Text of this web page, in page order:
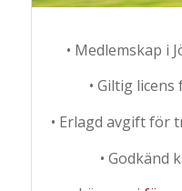
• Medlemskap i
• Giltig
• Erlagd avgift för
• Godkänd